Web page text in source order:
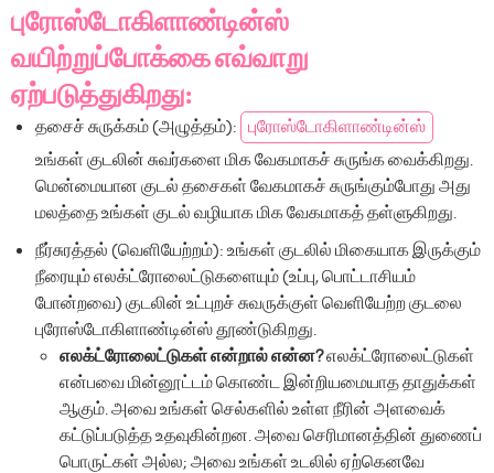
புரோஸ்டோகிளாண்டின்ஸ்
வயிற்றுப்போக்கை எவ்வாறு
ஏற்படுத்துகிறது:
தசைச் சுருக்கம் (அழுத்தம்): புரோஸ்டோகிளாண்டின்ஸ்
உங்கள் குடலின் சுவர்களை மிக வேகமாகச் சுருங்க வைக்கிறது.
மென்மையான குடல் தசைகள் வேகமாகச் சுருங்கும்போது ​​அது
மலத்தை உங்கள் குடல் வழியாக மிக வேகமாகத் தள்ளுகிறது.
நீர்சுரத்தல் (வெளியேற்றம்): உங்கள் குடலில் மிகையாக இருக்கும்
நீரையும் எலக்ட்ரோலைட்டுகளையும் (உப்பு, பொட்டாசியம்
போன்றவை) குடலின் உட்புறச் சுவருக்குள் வெளியேற்ற குடலை
புரோஸ்டோகிளாண்டின்ஸ் தூண்டுகிறது.
எலக்ட்ரோலைட்டுகள் என்றால் என்ன?எலக்ட்ரோலைட்டுகள்
என்பவை மின்னூட்டம் கொண்ட இன்றியமையாத தாதுக்கள்
ஆகும். அவை உங்கள் செல்களில் உள்ள நீரின் அளவைக்
கட்டுப்படுத்த உதவுகின்றன. அவை செரிமானத்தின் துணைப்
பொருட்கள் அல்ல; அவை உங்கள் உடலில் ஏற்கெனவே